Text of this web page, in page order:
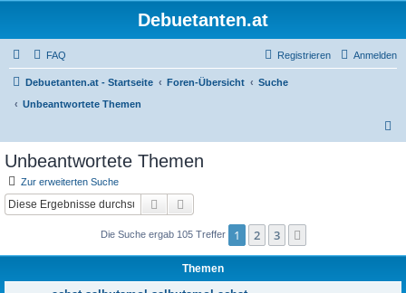
Debuetanten.at
FAQ Anmelden
Registrieren
Debuetanten.at - Startseite Foren-Übersicht
Suche
Unbeantwortete Themen
Unbeantwortete Themen
Zur erweiterten Suche
Suche
Die Suche ergab 105 Treffer 1 2 3
Themen